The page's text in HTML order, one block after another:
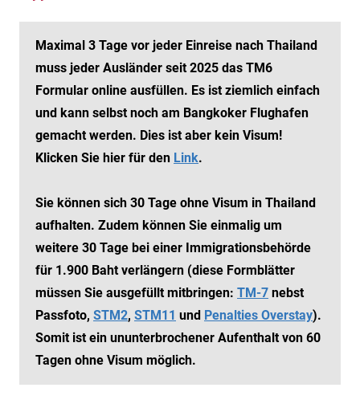
Maximal 3 Tage vor jeder Einreise nach Thailand
muss jeder Ausländer seit 2025 das TM6
Formular online ausfüllen. Es ist ziemlich einfach
und kann selbst noch am Bangkoker Flughafen
gemacht werden. Dies ist aber kein Visum!
Klicken Sie hier für den Link.
Sie können sich 30 Tage ohne Visum in Thailand
aufhalten. Zudem können Sie einmalig um
weitere 30 Tage bei einer Immigrationsbehörde
für 1.900 Baht verlängern (diese Formblätter
müssen Sie ausgefüllt mitbringen: TM-7 nebst
Passfoto, STM2, STM11 und Penalties Overstay).
Somit ist ein ununterbrochener Aufenthalt von 60
Tagen ohne Visum möglich.